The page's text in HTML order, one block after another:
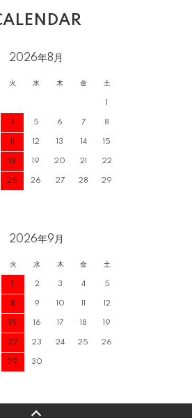
2026年8月
火 水 木 金 土
1
4 5 6 7 8
11 12 13 14 15
18 19 20 21 22
25 26 27 28 29
2026年9月
火 水 木 金 土
1 2 3 4 5
8 9 10 11 12
15 16 17 18 19
22 23 24 25 26
29 30